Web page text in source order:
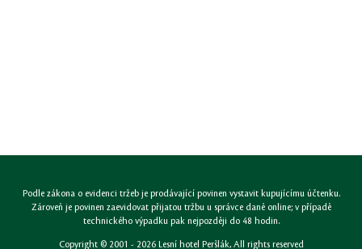
Podle zákona o evidenci tržeb je prodávající povinen vystavit kupujícímu účtenku.
Zároveň je povinen zaevidovat přijatou tržbu u správce daně online; v případě
technického výpadku pak nejpozději do 48 hodin.
Copyright © 2001 - 2026 Lesní hotel Peršlák, All rights reserved